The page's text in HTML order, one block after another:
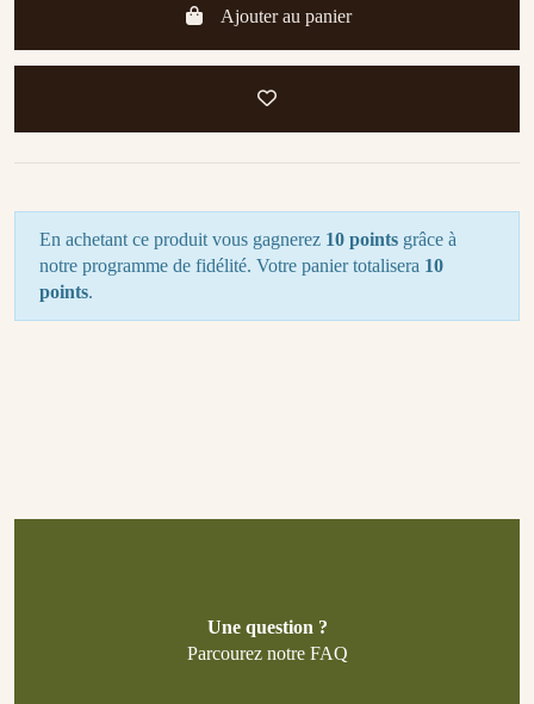
Ajouter au panier
En achetant ce produit vous gagnerez 10 points grâce à
notre programme de fidélité. Votre panier totalisera 10
points.
Une question ?
Parcourez notre FAQ